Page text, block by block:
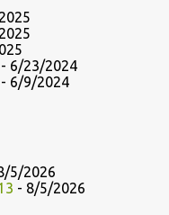
- 6/23/2024
- 6/9/2024
5/2026
- 8/5/2026